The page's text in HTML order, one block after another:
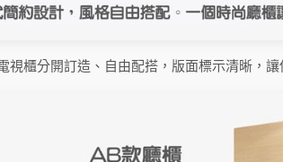
視櫃分開訂造、自由配搭，版面標示清晰，